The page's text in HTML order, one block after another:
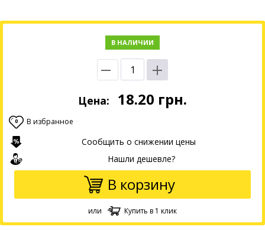
В НАЛИЧИИ
Цена: 18.20 грн.
0 В избранное
Сообщить о снижении цены
Нашли дешевле?
В корзину
или Купить в 1 клик